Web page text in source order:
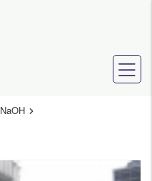
NaOH